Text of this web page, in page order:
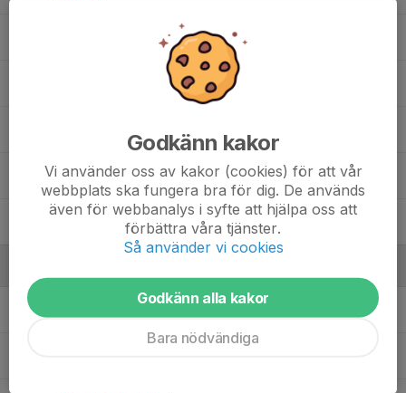
Shadi O.
Godkänn kakor
Vi använder oss av kakor (cookies) för att vår
webbplats ska fungera bra för dig. De används
även för webbanalys i syfte att hjälpa oss att
förbättra våra tjänster.
Så använder vi cookies
Godkänn alla kakor
Bara nödvändiga